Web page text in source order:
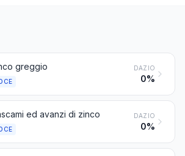
greggio DAZIO
0%
ed avanzi di zinco DAZIO
0%